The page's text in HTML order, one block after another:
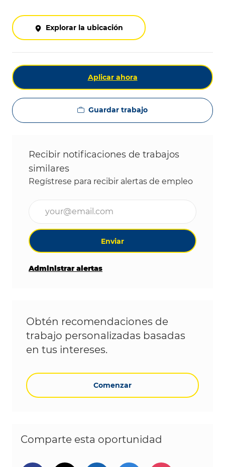
Explorar la ubicación
Aplicar ahora
Guardar trabajo
Recibir notificaciones de trabajos
similares
Regístrese para recibir alertas de empleo
Ingrese la dirección de correo electrónico
Enviar
Administrar alertas
Obtén recomendaciones de
trabajo personalizadas basadas
en tus intereses.
Comenzar
Comparte esta oportunidad